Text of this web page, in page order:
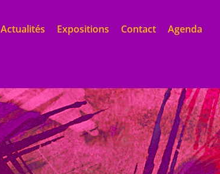
Actualités Expositions Contact Agenda